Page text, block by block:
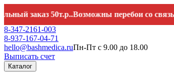
50т.р..Возможны перебои со связью.
8-347-2161-003
8-937-167-04-71
hello@bashmedica.ruПн-Пт с 9.00 до 18.00
Выписать счет
Каталог